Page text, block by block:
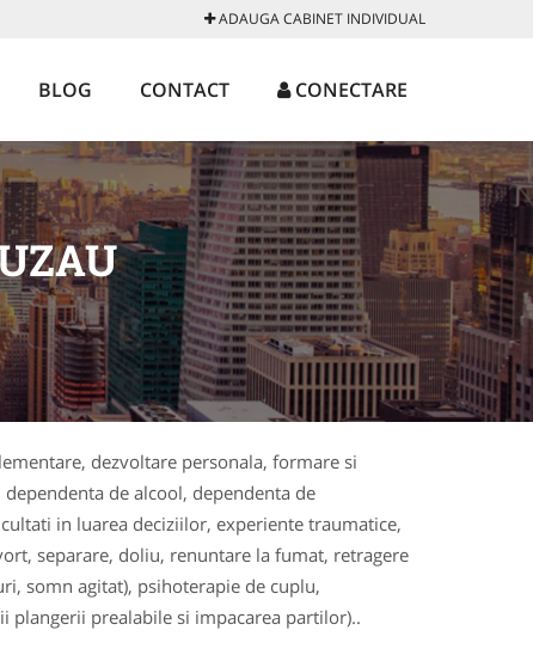
ADAUGA CABINET INDIVIDUAL
BLOG CONTACT CONECTARE
dezvoltare personala, formare si
de alcool, dependenta de
in luarea deciziilor, experiente traumatice,
separare, doliu, renuntare la fumat, retragere
somn agitat), psihoterapie de cuplu,
prealabile si impacarea partilor)..